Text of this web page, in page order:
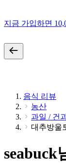
지금 가입하면
음식 리뷰
농산
과일 / 건
대추방울
seabuck